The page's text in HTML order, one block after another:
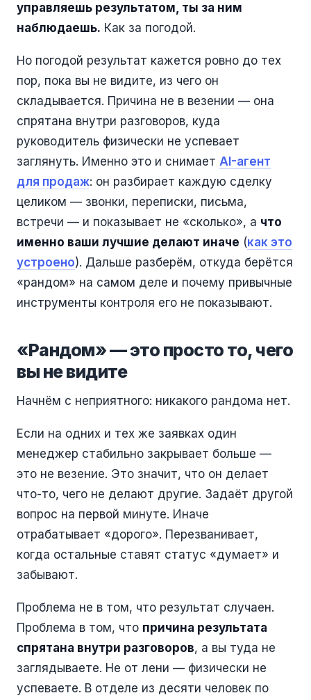
управляешь результатом, ты за ним
наблюдаешь. Как за погодой.
Но погодой результат кажется ровно до тех
пор, пока вы не видите, из чего он
складывается. Причина не в везении — она
спрятана внутри разговоров, куда
руководитель физически не успевает
заглянуть. Именно это и снимает AI-агент
для продаж: он разбирает каждую сделку
целиком — звонки, переписки, письма,
встречи — и показывает не «сколько», а что
именно ваши лучшие делают иначе (как это
устроено). Дальше разберём, откуда берётся
«рандом» на самом деле и почему привычные
инструменты контроля его не показывают.
«Рандом» — это просто то, чего
вы не видите
Начнём с неприятного: никакого рандома нет.
Если на одних и тех же заявках один
менеджер стабильно закрывает больше —
это не везение. Это значит, что он делает
что-то, чего не делают другие. Задаёт другой
вопрос на первой минуте. Иначе
отрабатывает «дорого». Перезванивает,
когда остальные ставят статус «думает» и
забывают.
Проблема не в том, что результат случаен.
Проблема в том, что причина результата
спрятана внутри разговоров, а вы туда не
заглядываете. Не от лени — физически не
успеваете. В отделе из десяти человек по